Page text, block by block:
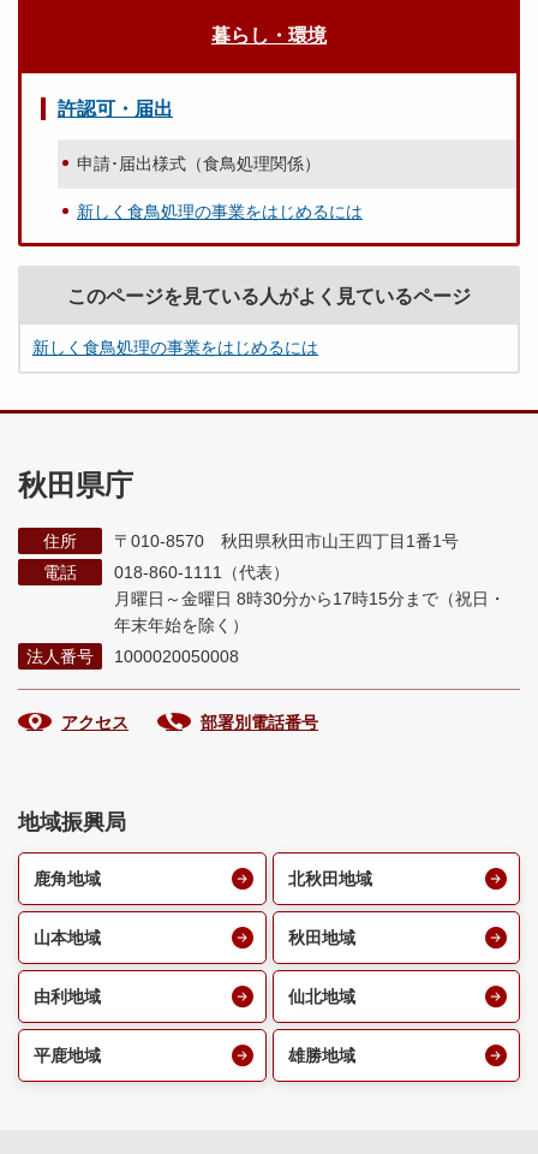
暮らし・環境
許認可・届出
申請･届出様式（食鳥処理関係）
新しく食鳥処理の事業をはじめるには
このページを見ている人がよく見ているページ
新しく食鳥処理の事業をはじめるには
秋田県庁
住所
〒010-8570 秋田県秋田市山王四丁目1番1号
電話
018-860-1111（代表）
月曜日～金曜日 8時30分から17時15分まで （祝日・
年末年始を除く）
法人番号
1000020050008
アクセス 部署別電話番号
地域振興局
鹿角地域 北秋田地域
山本地域 秋田地域
由利地域 仙北地域
平鹿地域 雄勝地域